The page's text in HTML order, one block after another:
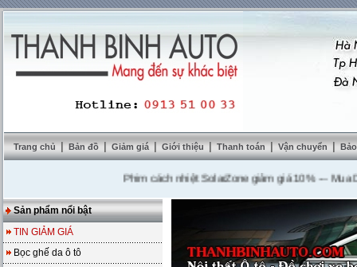
Trang chủ | Bản đồ | Giảm giá | Giới thiệu | Thanh toán | Vận chuyển |
Phim cách nhiệt SolarZone giảm giá 10%---Mua DVD
Sản phẩm nổi bật
TIN GIẢM GIÁ
Bọc ghế da ô tô